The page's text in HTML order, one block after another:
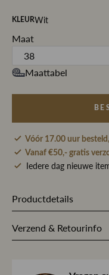
KLEURWit
Maat
Maattabel
Vóór 17.00 uur
Vanaf €50,- gratis
Iedere dag nieuwe
Productdetails
Kleur Wit
Verzend & Retourinfo